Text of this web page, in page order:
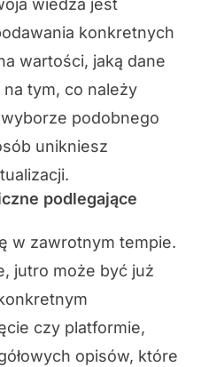
wiedza jest
konkretnych
wartości, jaką dane
tym, co należy
podobnego
unikniesz
podlegające
w zawrotnym tempie.
jutro może być już
czy platformie,
opisów, które